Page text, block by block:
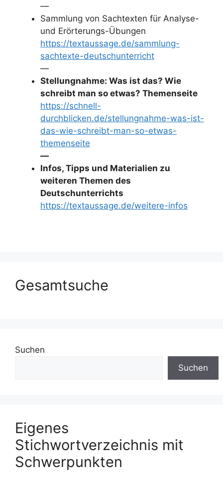
—
Sammlung von Sachtexten für Analyse-
und Erörterungs-Übungen
https://textaussage.de/sammlung-
sachtexte-deutschunterricht
—
Stellungnahme: Was ist das? Wie
schreibt man so etwas? Themenseite
https://schnell-
durchblicken.de/stellungnahme-was-ist-
das-wie-schreibt-man-so-etwas-
themenseite
—
Infos, Tipps und Materialien zu
weiteren Themen des
Deutschunterrichts
https://textaussage.de/weitere-infos
Gesamtsuche
Suchen
Suchen
Eigenes
Stichwortverzeichnis mit
Schwerpunkten